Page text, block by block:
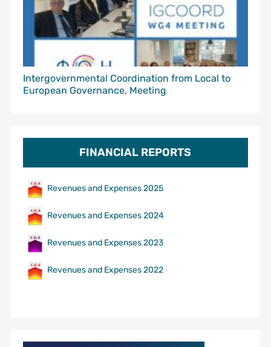
Intergovernmental Coordination from Local to
European Governance, Meeting
FINANCIAL REPORTS
Revenues and Expenses 2025
Revenues and Expenses 2024
Revenues and Expenses 2023
Revenues and Expenses 2022